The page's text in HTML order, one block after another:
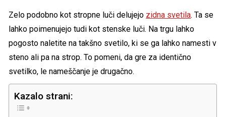
Zelo podobno kot stropne luči delujejo zidna svetila. Ta se
lahko poimenujejo tudi kot stenske luči. Na trgu lahko
pogosto naletite na takšno svetilo, ki se ga lahko namesti v
steno ali pa na strop. To pomeni, da gre za identično
svetilko, le nameščanje je drugačno.
Kazalo strani: